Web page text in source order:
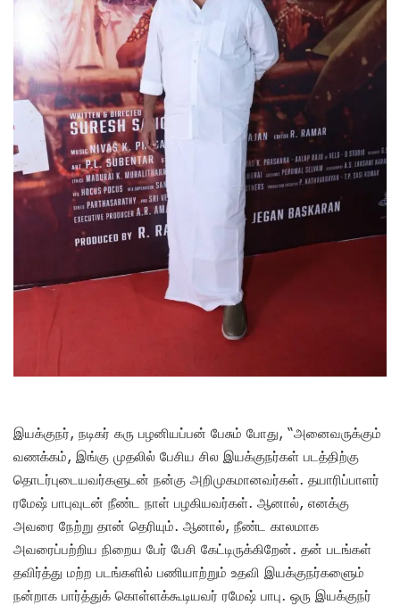
இயக்குநர், நடிகர் கரு பழனியப்பன் பேசும் போது, “அனைவருக்கும்
வணக்கம், இங்கு முதலில் பேசிய சில இயக்குநர்கள் படத்திற்கு
தொடர்புடையவர்களுடன் நன்கு அறிமுகமானவர்கள். தயாரிப்பாளர்
ரமேஷ் பாபுவுடன் நீண்ட நாள் பழகியவர்கள். ஆனால், எனக்கு
அவரை நேற்று தான் தெரியும். ஆனால், நீண்ட காலமாக
அவரைப்பற்றிய நிறைய பேர் பேசி கேட்டிருக்கிறேன். தன் படங்கள்
தவிர்த்து மற்ற படங்களில் பணியாற்றும் உதவி இயக்குநர்களைும்
நன்றாக பார்த்துக் கொள்ளக்கூடியவர் ரமேஷ் பாபு. ஒரு இயக்குநர்